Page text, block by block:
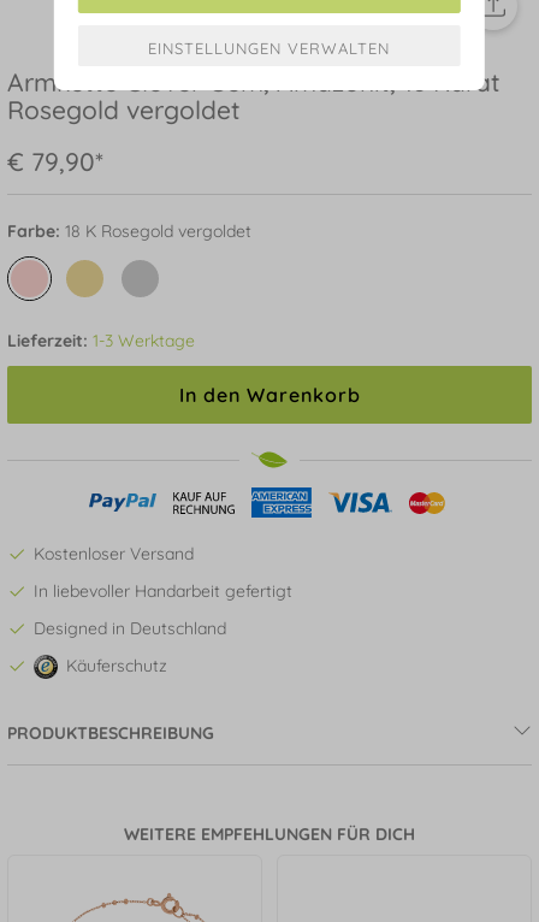
Armkette Clover Gem, Amazonit, 18 Karat
Rosegold vergoldet
€ 79,90*
Farbe: 18 K Rosegold vergoldet
Lieferzeit: 1-3 Werktage
In den Warenkorb
Kostenloser Versand
In liebevoller Handarbeit gefertigt
Designed in Deutschland
Käuferschutz
PRODUKTBESCHREIBUNG
WEITERE EMPFEHLUNGEN FÜR DICH